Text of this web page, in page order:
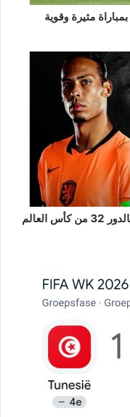
مثيرة وقوية
المغرب وهولندا يلتقيان في مباراة نارية بالدور 32 من كأس العالم